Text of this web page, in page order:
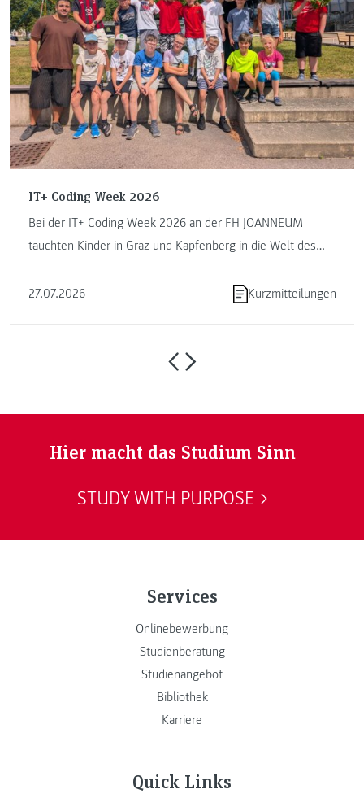
IT+ Coding Week 2026
Bei der IT+ Coding Week 2026 an der FH JOANNEUM
tauchten Kinder in Graz und Kapfenberg in die Welt des
27.07.2026
Kurzmitteilungen
Hier macht das Studium Sinn
STUDY WITH PURPOSE
Services
Onlinebewerbung
Studienberatung
Studienangebot
Bibliothek
Karriere
Quick Links